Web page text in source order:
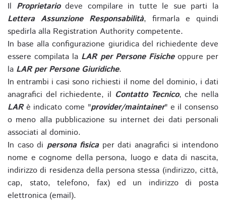
Il Proprietariodeve compilare in tutte le sue parti la
Lettera Assunzione Responsabilità, firmarla e quindi
spedirla alla Registration Authority competente.
In base alla configurazione giuridica del richiedente deve
essere compilata la LAR per Persone Fisicheoppure per
la LAR per Persone Giuridiche.
In entrambi i casi sono richiesti il nome del dominio, i dati
anagrafici del richiedente, il Contatto Tecnico, che nella
LARè indicato come "provider/maintainer" e il consenso
o meno alla pubblicazione su internet dei dati personali
associati al dominio.
In caso di persona fisicaper dati anagrafici si intendono
nome e cognome della persona, luogo e data di nascita,
indirizzo di residenza della persona stessa (indirizzo, città,
cap, stato, telefono, fax) ed un indirizzo di posta
elettronica (email).